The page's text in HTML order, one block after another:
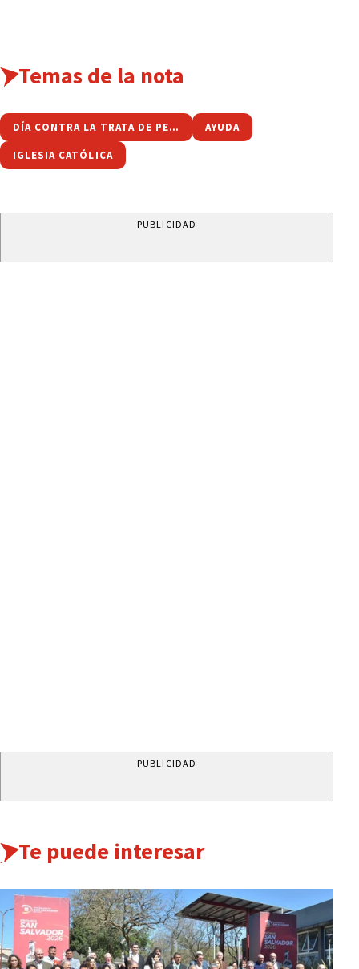
Temas de la nota
DÍA CONTRA LA TRATA DE PERSONAS AYUDA
IGLESIA CATÓLICA
PUBLICIDAD
PUBLICIDAD
Te puede interesar